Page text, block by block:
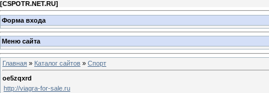
[CSPOTR.NET.RU]
Форма входа
Меню сайта
Главная » Каталог сайтов » Спорт
oe5zqxrd
http://viagra-for-sale.ru